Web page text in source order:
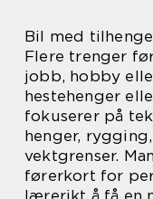
Bil med
Flere trenger
jobb, hobby
hestehenger
fokuserer på
henger,
vektgrenser.
førerkort for